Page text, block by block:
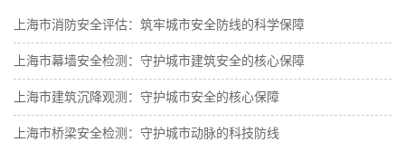
上海市消防安全评估：筑牢城市安全防线的科学保障
上海市幕墙安全检测：守护城市建筑安全的核心保障
上海市建筑沉降观测：守护城市安全的核心保障
上海市桥梁安全检测：守护城市动脉的科技防线